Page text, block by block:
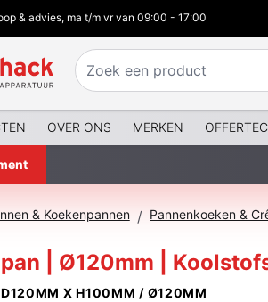
& advies, ma t/m vr van 09:00 - 17:00
OVER ONS MERKEN
& Koekenpannen /
| Ø120mm |
X H100MM / Ø120MM